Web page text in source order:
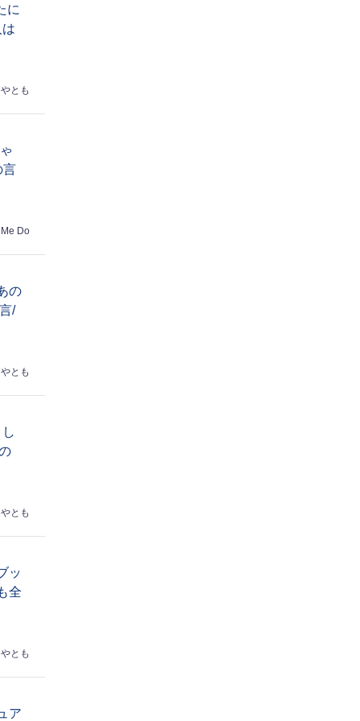
に
とも
言
Do
の
/
とも
とも
ッ
全
とも
ア